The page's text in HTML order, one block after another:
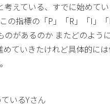
えている、すでに始めて
の指標の「P」「R」「I」
のがあるのか またどのよ
めていきたけれど具体的に
いるYさん